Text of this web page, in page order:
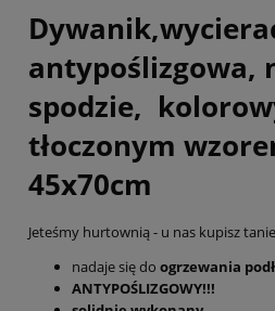
antypoślizgowa,
spodzie,
tłoczonym
45x70cm
Jeteśmy hurtownią - u nas kupisz
nadaje się do ogrzewania
ANTYPOŚLIZGOWY!!!